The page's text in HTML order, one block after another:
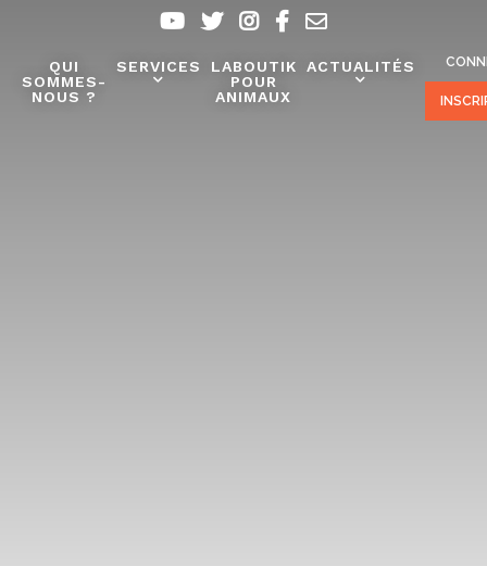
QUI
SOMMES-
NOUS ?
SERVICES
LABOUTIK
POUR
ANIMAUX
ACTUALITÉS